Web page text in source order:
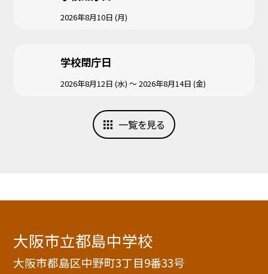
2026年8月10日 (月)
学校閉庁日
2026年8月12日 (水) ～ 2026年8月14日 (金)
一覧を見る
大阪市立都島中学校
大阪市都島区中野町3丁目9番33号